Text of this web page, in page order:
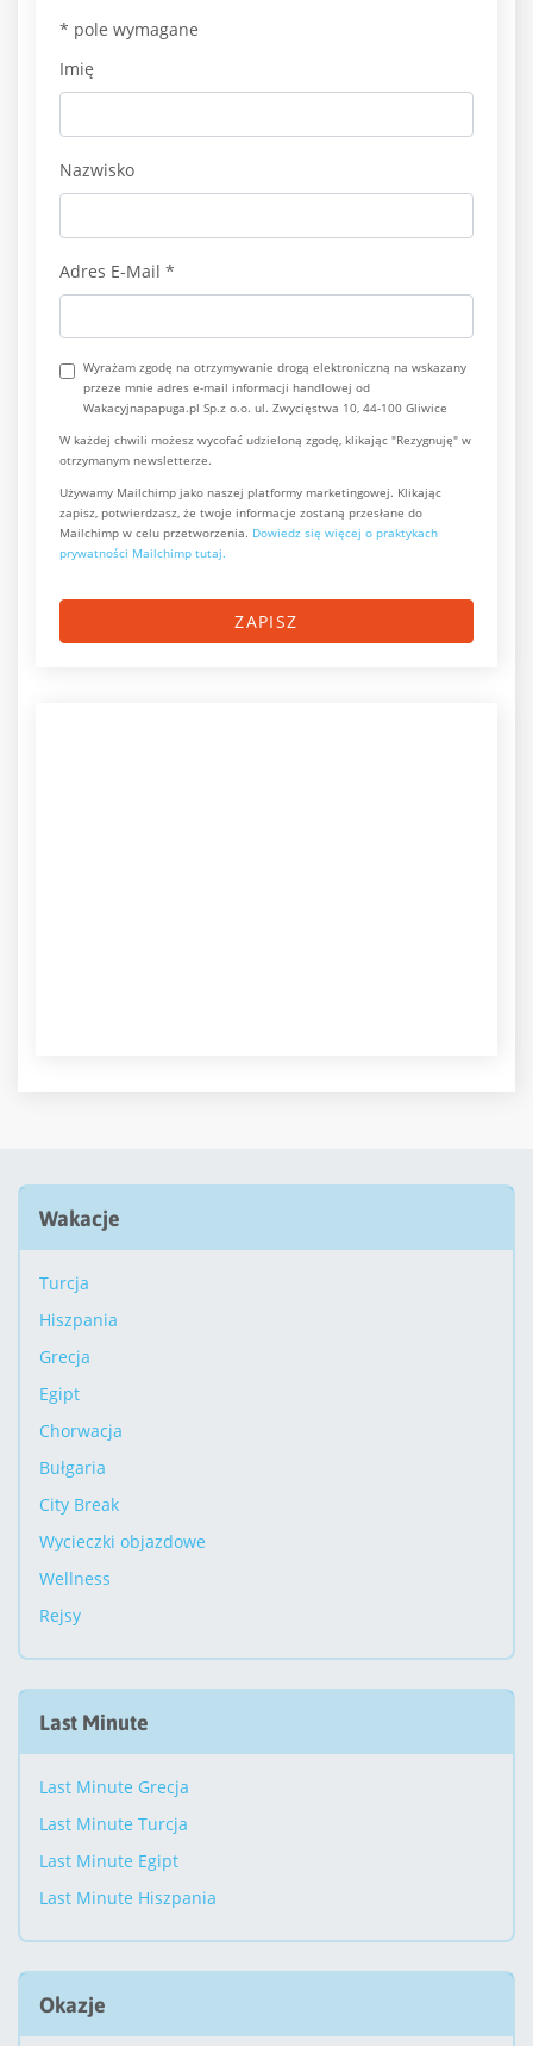
* pole wymagane
Imię
Nazwisko
Adres E-Mail *
Wyrażam zgodę na otrzymywanie drogą elektroniczną na wskazany
przeze mnie adres e-mail informacji handlowej od
Wakacyjnapapuga.pl Sp.z o.o. ul. Zwycięstwa 10, 44-100 Gliwice
W każdej chwili możesz wycofać udzieloną zgodę, klikając "Rezygnuję" w
otrzymanym newsletterze.
Używamy Mailchimp jako naszej platformy marketingowej. Klikając
zapisz, potwierdzasz, że twoje informacje zostaną przesłane do
Mailchimp w celu przetworzenia. Dowiedz się więcej o praktykach
prywatności Mailchimp tutaj.
ZAPISZ
Wakacje
Turcja
Hiszpania
Grecja
Egipt
Chorwacja
Bułgaria
City Break
Wycieczki objazdowe
Wellness
Rejsy
Last Minute
Last Minute Grecja
Last Minute Turcja
Last Minute Egipt
Last Minute Hiszpania
Okazje